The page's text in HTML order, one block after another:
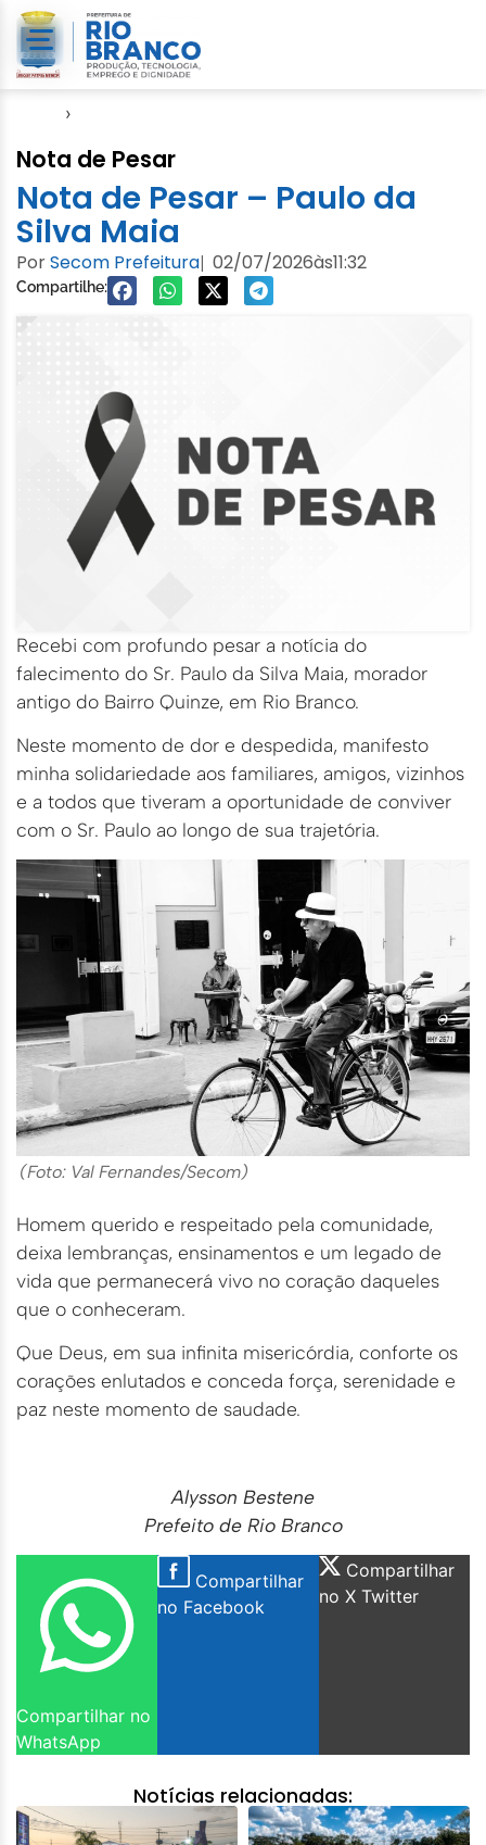
›
Nota de Pesar
Nota de Pesar – Paulo da
Silva Maia
PorSecom Prefeitura| 02/07/2026às11:32
Compartilhe:
Recebi com profundo pesar a notícia do
falecimento do Sr. Paulo da Silva Maia, morador
antigo do Bairro Quinze, em Rio Branco.
Neste momento de dor e despedida, manifesto
minha solidariedade aos familiares, amigos, vizinhos
e a todos que tiveram a oportunidade de conviver
com o Sr. Paulo ao longo de sua trajetória.
(Foto: Val Fernandes/Secom)
Homem querido e respeitado pela comunidade,
deixa lembranças, ensinamentos e um legado de
vida que permanecerá vivo no coração daqueles
que o conheceram.
Que Deus, em sua infinita misericórdia, conforte os
corações enlutados e conceda força, serenidade e
paz neste momento de saudade.
Alysson Bestene
Prefeito de Rio Branco
Compartilhar no
WhatsApp
Compartilhar
no Facebook
Compartilhar
no X Twitter
Notícias relacionadas: